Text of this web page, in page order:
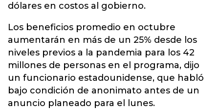
dólares en costos al gobierno.
Los beneficios promedio en octubre
aumentarán en más de un 25% desde los
niveles previos a la pandemia para los 42
millones de personas en el programa, dijo
un funcionario estadounidense, que habló
bajo condición de anonimato antes de un
anuncio planeado para el lunes.